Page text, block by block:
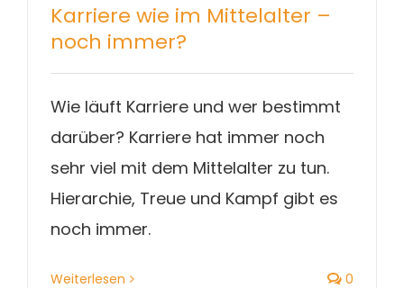
Karriere wie im Mittelalter –
noch immer?
Wie läuft Karriere und wer bestimmt
darüber? Karriere hat immer noch
sehr viel mit dem Mittelalter zu tun.
Hierarchie, Treue und Kampf gibt es
noch immer.
Weiterlesen 0